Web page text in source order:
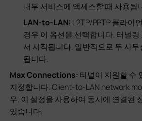
내부 서비스에 액세스할 때 사용됩
LAN-to-LAN: L2TP/PPTP 클라이
경우 이 옵션을 선택합니다. 터널
서 시작됩니다. 일반적으로 두 사
됩니다.
Max Connections: 터널이 지원할 수
지정합니다. Client-to-LAN network
우, 이 설정을 사용하여 동시에 연결된
있습니다.